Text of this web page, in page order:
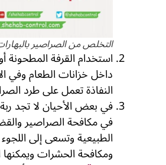
التخلص من الصراصير
استخدام القرفة المطحونة
داخل خزانات الطعام وفي
النفاذة تعمل على طرد
في بعض الأحيان لا تجد
في مكافحة الصراصير
الطبيعية وتسعى إلى
ومكافحة الحشرات